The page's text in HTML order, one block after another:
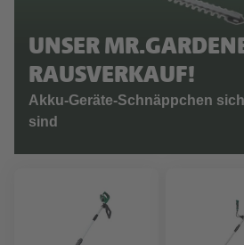
UNSER
RAUSVERKAUF!
Akku-Geräte-Schnäppchen
sind